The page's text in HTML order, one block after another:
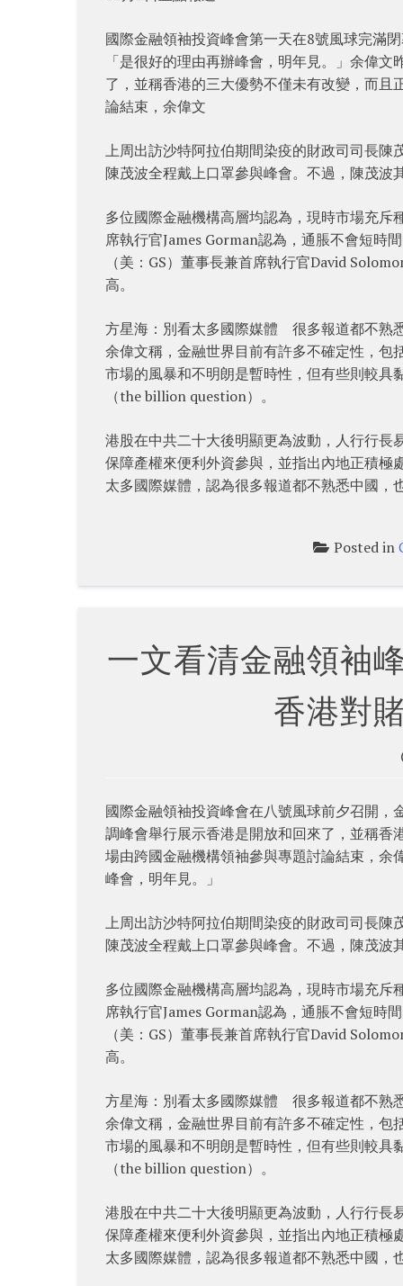
國際金融領袖投資峰會第一天在8號風球完滿
「是很好的理由再辦峰會，明年見。」余偉
了，並稱香港的三大優勢不僅未有改變，而
論結束，余偉文
上周出訪沙特阿拉伯期間染疫的財政司司長陳
陳茂波全程戴上口罩參與峰會。不過，陳茂波
多位國際金融機構高層均認為，現時市場充
席執行官James Gorman認為，通脹不會短時
（美：GS）董事長兼首席執行官David
高。
方星海：別看太多國際媒體 很多報道都不熟
余偉文稱，金融世界目前有許多不確定性，包
市場的風暴和不明朗是暫時性，但有些則較具
（the billion question）。
港股在中共二十大後明顯更為波動，人行行長
保障產權來便利外資參與，並指出內地正積
太多國際媒體，認為很多報道都不熟悉中國，
Posted in
一文看清金融領袖
香港對
國際金融領袖投資峰會在八號風球前夕召開
調峰會舉行展示香港是開放和回來了，並稱香
場由跨國金融機構領袖參與專題討論結束，
峰會，明年見。」
上周出訪沙特阿拉伯期間染疫的財政司司長陳
陳茂波全程戴上口罩參與峰會。不過，陳茂波
多位國際金融機構高層均認為，現時市場充
席執行官James Gorman認為，通脹不會短時
（美：GS）董事長兼首席執行官David
高。
方星海：別看太多國際媒體 很多報道都不熟
余偉文稱，金融世界目前有許多不確定性，包
市場的風暴和不明朗是暫時性，但有些則較具
（the billion question）。
港股在中共二十大後明顯更為波動，人行行長
保障產權來便利外資參與，並指出內地正積
太多國際媒體，認為很多報道都不熟悉中國，